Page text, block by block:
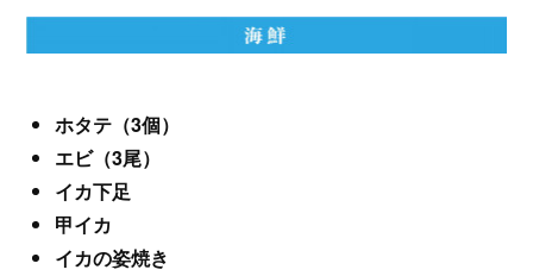
ホタテ（3個）
エビ（3尾）
イカ下足
甲イカ
イカの姿焼き